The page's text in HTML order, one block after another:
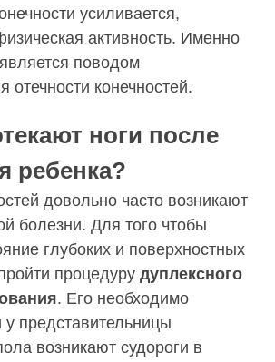
усиливается,
активность. Именно
поводом
отечности конечностей.
ноги после
ребенка?
довольно часто возникают
болезни. Для того чтобы
глубоких и поверхностных
процедуру дуплексного
. Его необходимо
у представительницы
возникают судороги в